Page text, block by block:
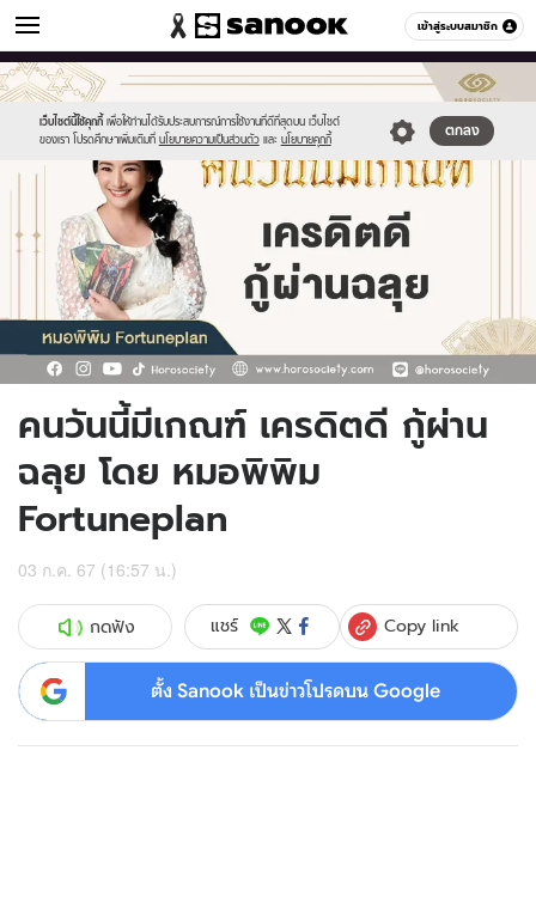
เข้าสู่ระบบสมาชิก
ดูดวง หมวดอื่นๆ
เว็บไซต์นี้ใช้คุกกี้ เพื่อให้ท่านได้รับประสบการณ์การใช้งานที่ดีที่สุดบน เว็บไซต์
ของเรา โปรดศึกษาเพิ่มเติมที่ นโยบายความเป็นส่วนตัว และ นโยบายคุกกี้
ตกลง
Sanook
//s.isanook.com/sr/0/images/logo-
new-
sanook.png
600
60
//s.isanook.com/ho/0/ud/56/283487/0_tagline-
template-
update-
apr.jpg
คนวันนี้มีเกณฑ์ เครดิตดี กู้ผ่าน
ฉลุย โดย หมอพิพิม
Fortuneplan
03 ก.ค. 67 (16:57 น.)
กดฟัง แชร์ Copy link
ตั้ง Sanook เป็นข่าวโปรดบน Google